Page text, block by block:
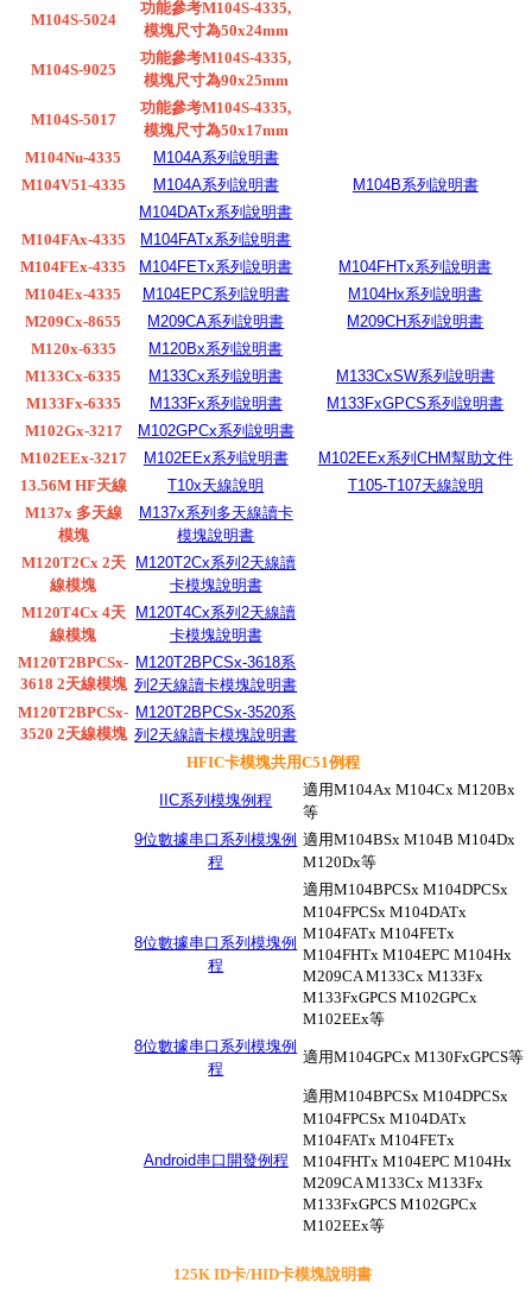
M104S-5024
功能參考M104S-4335,
模塊尺寸為50x24mm
M104S-9025
功能參考M104S-4335,
模塊尺寸為90x25mm
M104S-5017
功能參考M104S-4335,
模塊尺寸為50x17mm
M104Nu-4335
M104A系列說明書
M104V51-4335
M104A系列說明書
M104B系列說明書
M104DATx系列說明書
M104FAx-4335
M104FATx系列說明書
M104FEx-4335
M104FETx系列說明書
M104FHTx系列說明書
M104Ex-4335
M104EPC系列說明書
M104Hx系列說明書
M209Cx-8655
M209CA系列說明書
M209CH系列說明書
M120x-6335
M120Bx系列說明書
M133Cx-6335
M133Cx系列說明書
M133CxSW系列說明書
M133Fx-6335
M133Fx系列說明書
M133FxGPCS系列說明書
M102Gx-3217
M102GPCx系列說明書
M102EEx-3217
M102EEx系列說明書
M102EEx系列CHM幫助文件
13.56M HF天線
T10x天線說明
T105-T107天線說明
M137x 多天線
模塊
M137x系列多天線讀卡
模塊說明書
M120T2Cx 2天
線模塊
M120T2Cx系列2天線讀
卡模塊說明書
M120T4Cx 4天
線模塊
M120T4Cx系列2天線讀
卡模塊說明書
M120T2BPCSx-
3618 2天線模塊
M120T2BPCSx-3618系
列2天線讀卡模塊說明書
M120T2BPCSx-
3520 2天線模塊
M120T2BPCSx-3520系
列2天線讀卡模塊說明書
HFIC卡模塊共用C51例程
IIC系列模塊例程
適用M104Ax M104Cx M120Bx
等
9位數據串口系列模塊例
程
適用M104BSx M104B M104Dx
M120Dx等
8位數據串口系列模塊例
程
適用M104BPCSx M104DPCSx
M104FPCSx M104DATx
M104FATx M104FETx
M104FHTx M104EPC M104Hx
M209CA M133Cx M133Fx
M133FxGPCS M102GPCx
M102EEx等
8位數據串口系列模塊例
程
適用M104GPCx M130FxGPCS等
Android串口開發例程
適用M104BPCSx M104DPCSx
M104FPCSx M104DATx
M104FATx M104FETx
M104FHTx M104EPC M104Hx
M209CA M133Cx M133Fx
M133FxGPCS M102GPCx
M102EEx等
125K ID卡/HID卡模塊說明書